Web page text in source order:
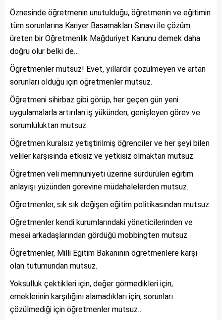
Öznesinde öğretmenin unutulduğu, öğretmenin ve eğitimin
tüm sorunlarına Kariyer Basamakları Sınavı ile çözüm
üreten bir Öğretmenlik Mağduriyet Kanunu demek daha
doğru olur belki de…
Öğretmenler mutsuz! Evet, yıllardır çözülmeyen ve artan
sorunları olduğu için öğretmenler mutsuz.
Öğretmeni sihirbaz gibi görüp, her geçen gün yeni
uygulamalarla artırılan iş yükünden, genişleyen görev ve
sorumluluktan mutsuz.
Öğretmen kuralsız yetiştirilmiş öğrenciler ve her şeyi bilen
veliler karşısında etkisiz ve yetkisiz olmaktan mutsuz.
Öğretmen veli memnuniyeti üzerine sürdürülen eğitim
anlayışı yüzünden görevine müdahalelerden mutsuz.
Öğretmenler, sık sık değişen eğitim politikasından mutsuz.
Öğretmenler kendi kurumlarındaki yöneticilerinden ve
mesai arkadaşlarından gördüğü mobbingten mutsuz.
Öğretmenler, Milli Eğitim Bakanının öğretmenlere karşı
olan tutumundan mutsuz.
Yoksulluk çektikleri için, değer görmedikleri için,
emeklerinin karşılığını alamadıkları için, sorunları
çözülmediği için öğretmenler mutsuz…